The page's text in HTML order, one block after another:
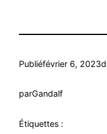
Publiéfévrier 6, 2023
parGandalf
Étiquettes :